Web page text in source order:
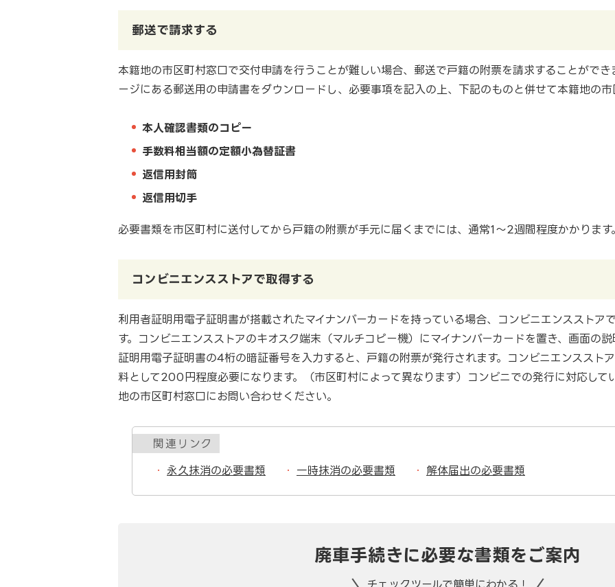
郵送で請求する
本籍地の市区町村窓口で交付申請を行うことが難しい場合、郵送で戸籍の附票を請求することがで
ージにある郵送用の申請書をダウンロードし、必要事項を記入の上、下記のものと併せて本籍地の
本人確認書類のコピー
手数料相当額の定額小為替証書
返信用封筒
返信用切手
必要書類を市区町村に送付してから戸籍の附票が手元に届くまでには、通常1～2週間程度かかります
コンビニエンスストアで取得する
利用者証明用電子証明書が搭載されたマイナンバーカードを持っている場合、コンビニエンスストア
す。コンビニエンスストアのキオスク端末（マルチコピー機）にマイナンバーカードを置き、画面の
証明用電子証明書の4桁の暗証番号を入力すると、戸籍の附票が発行されます。コンビニエンススト
料として200円程度必要になります。（市区町村によって異なります）コンビニでの発行に対応して
地の市区町村窓口にお問い合わせください。
関連リンク
永久抹消の必要書類 一時抹消の必要書類 解体届出の必要書類
廃車手続きに必要な書類をご案内
チェックツールで簡単にわかる！